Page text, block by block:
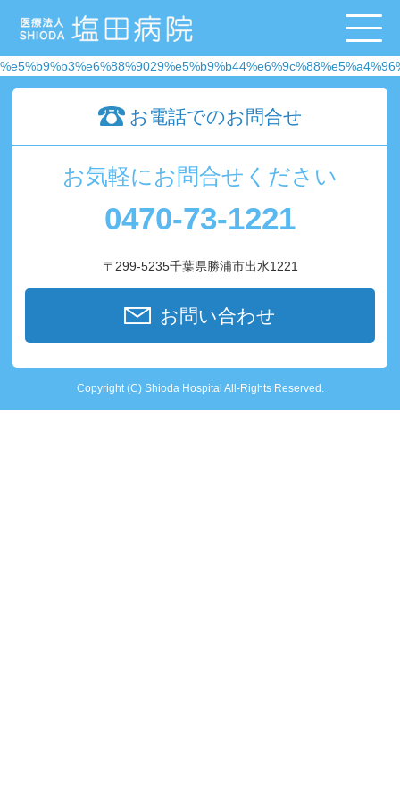
お電話でのお問合せ
お気軽にお問合せください
0470-73-1221
〒299-5235千葉県勝浦市出水1221
お問い合わせ
Copyright (C) Shioda Hospital All-Rights Reserved.